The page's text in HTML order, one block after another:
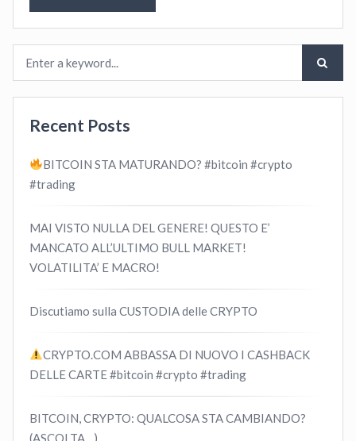
Recent Posts
BITCOIN STA MATURANDO? #bitcoin #crypto
#trading
MAI VISTO NULLA DEL GENERE! QUESTO E’
MANCATO ALL’ULTIMO BULL MARKET!
VOLATILITA’ E MACRO!
Discutiamo sulla CUSTODIA delle CRYPTO
CRYPTO.COM ABBASSA DI NUOVO I CASHBACK
DELLE CARTE #bitcoin #crypto #trading
BITCOIN, CRYPTO: QUALCOSA STA CAMBIANDO?
(ASCOLTA…)